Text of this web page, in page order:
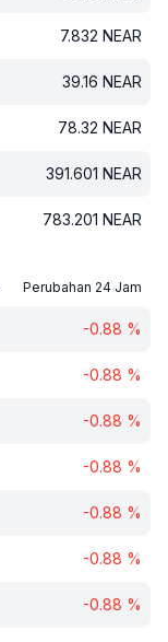
7.832 NEAR
39.16 NEAR
78.32 NEAR
391.601 NEAR
783.201 NEAR
Perubahan 24 Jam
-0.88 %
-0.88 %
-0.88 %
-0.88 %
-0.88 %
-0.88 %
-0.88 %